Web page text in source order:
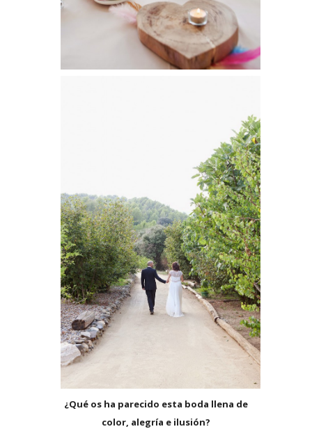
¿Qué os ha parecido esta boda llena de
color, alegría e ilusión?